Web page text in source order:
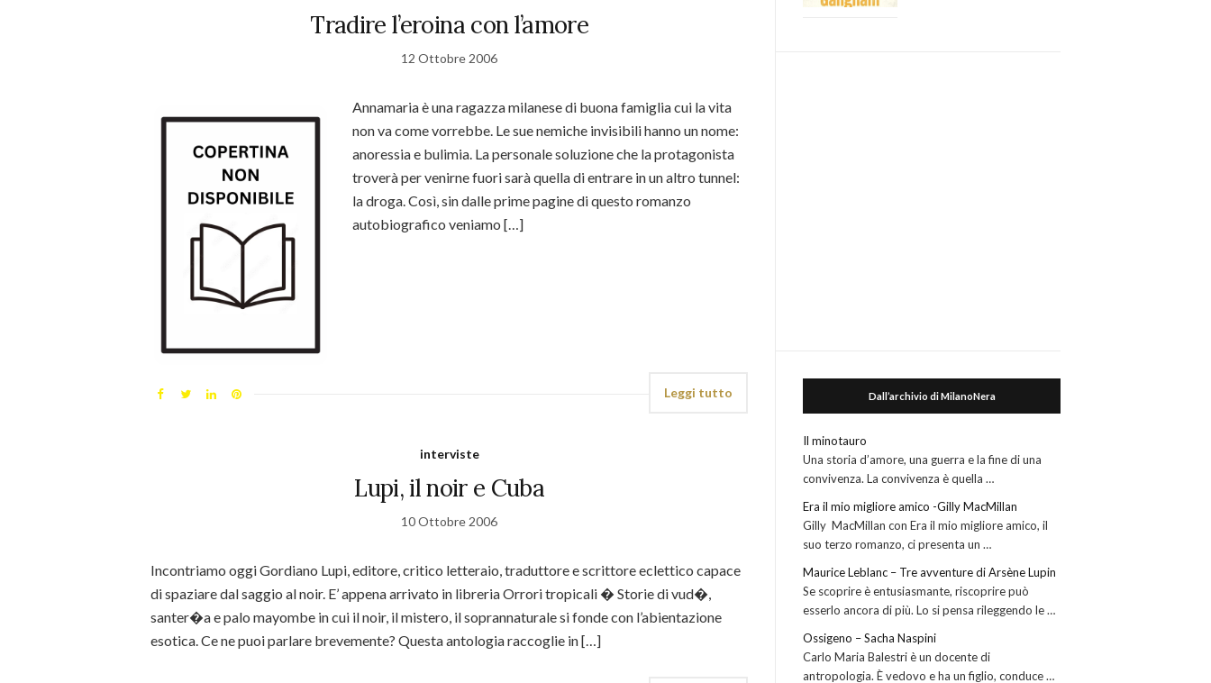
Tradire l’eroina con l’amore
12 Ottobre 2006
Annamaria è una ragazza milanese di buona famiglia cui la vita
non va come vorrebbe. Le sue nemiche invisibili hanno un nome:
anoressia e bulimia. La personale soluzione che la protagonista
troverà per venirne fuori sarà quella di entrare in un altro tunnel:
la droga. Così, sin dalle prime pagine di questo romanzo
autobiografico veniamo […]
Leggi tutto
interviste
Lupi, il noir e Cuba
10 Ottobre 2006
Incontriamo oggi Gordiano Lupi, editore, critico letteraio, traduttore e scrittore eclettico capace
di spaziare dal saggio al noir. E’ appena arrivato in libreria Orrori tropicali � Storie di vud�,
santer�a e palo mayombe in cui il noir, il mistero, il soprannaturale si fonde con l’abientazione
esotica. Ce ne puoi parlare brevemente? Questa antologia raccoglie in […]
Dall’archivio di MilanoNera
Il minotauro
Una storia d’amore, una guerra e la fine di una
convivenza. La convivenza è quella …
Era il mio migliore amico -Gilly MacMillan
Gilly MacMillan con Era il mio migliore amico, il
suo terzo romanzo, ci presenta un …
Maurice Leblanc – Tre avventure di Arsène Lupin
Se scoprire è entusiasmante, riscoprire può
esserlo ancora di più. Lo si pensa rileggendo le …
Ossigeno – Sacha Naspini
Carlo Maria Balestri è un docente di
antropologia. È vedovo e ha un figlio, conduce …